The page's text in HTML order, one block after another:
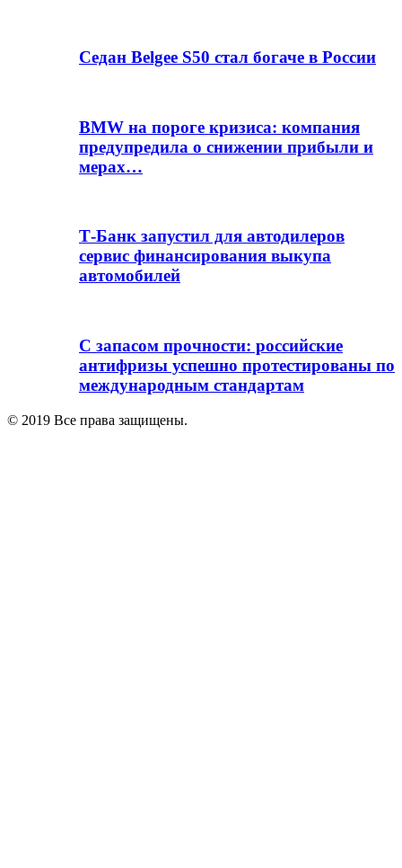
Седан Belgee S50 стал богаче в России
BMW на пороге кризиса: компания
предупредила о снижении прибыли и
мерах…
Т-Банк запустил для автодилеров
сервис финансирования выкупа
автомобилей
С запасом прочности: российские
антифризы успешно протестированы по
международным стандартам
© 2019 Все права защищены.